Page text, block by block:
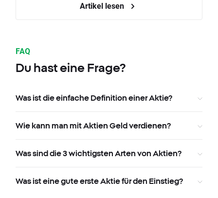
Artikel lesen
FAQ
Du hast eine Frage?
Was ist die einfache Definition einer Aktie?
Wie kann man mit Aktien Geld verdienen?
Was sind die 3 wichtigsten Arten von Aktien?
Was ist eine gute erste Aktie für den Einstieg?